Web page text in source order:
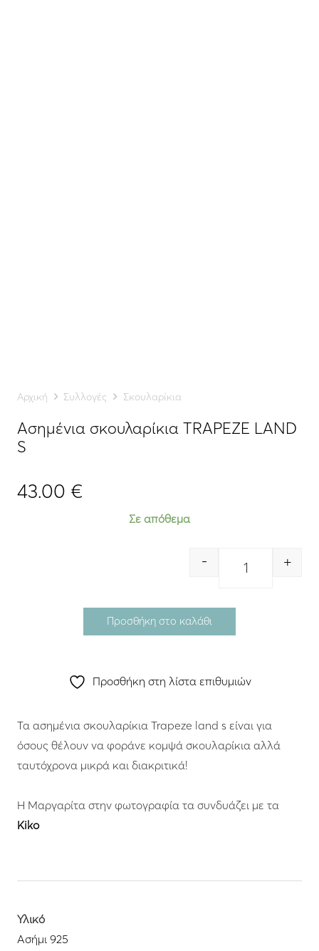
Αρχική Συλλογές Σκουλαρίκια
Ασημένια σκουλαρίκια TRAPEZE LAND
S
43.00 €
Σε απόθεμα
Quantity
- +
Προσθήκη στο καλάθι
Προσθήκη στη λίστα επιθυμιών
Τα ασημένια σκουλαρίκια Trapeze land s είναι για
όσους θέλουν να φοράνε κομψά σκουλαρίκια αλλά
ταυτόχρονα μικρά και διακριτικά!
Η Μαργαρίτα στην φωτογραφία τα συνδυάζει με τα
Kiko
Υλικό
Ασήμι 925